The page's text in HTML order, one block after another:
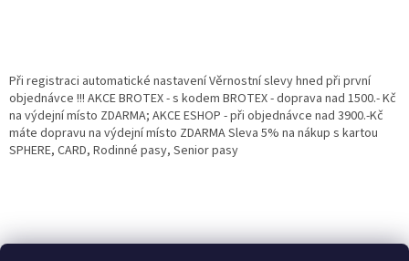
Při registraci automatické nastavení Věrnostní slevy hned při první
objednávce !!! AKCE BROTEX - s kodem BROTEX - doprava nad 1500.- Kč
na výdejní místo ZDARMA; AKCE ESHOP - při objednávce nad 3900.-Kč
máte dopravu na výdejní místo ZDARMA Sleva 5% na nákup s kartou
SPHERE, CARD, Rodinné pasy, Senior pasy